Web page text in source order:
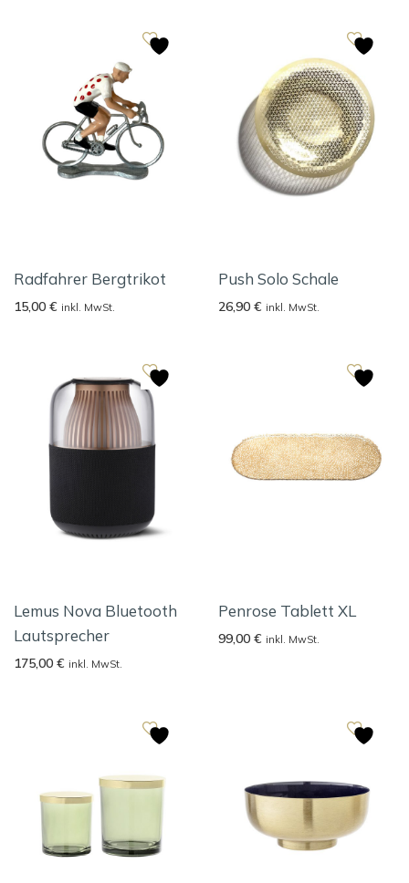
Radfahrer Bergtrikot
15,00 € inkl. MwSt.
Push Solo Schale
26,90 € inkl. MwSt.
Lemus Nova Bluetooth
Lautsprecher
175,00 € inkl. MwSt.
Penrose Tablett XL
99,00 € inkl. MwSt.